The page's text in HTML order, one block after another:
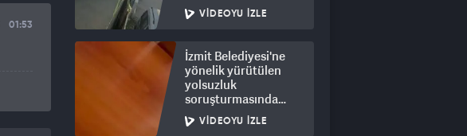
01:53
VIDEOYU İZLE
İzmit Belediyesi'ne
yönelik yürütülen
yolsuzluk
soruşturmasında
rüşvet görüntüleri
ortaya çıktı
VIDEOYU İZLE